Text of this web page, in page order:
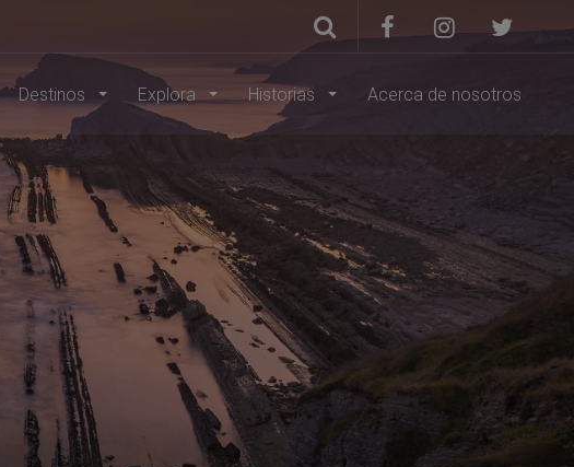
Destinos Explora Historias Acerca de nosotros